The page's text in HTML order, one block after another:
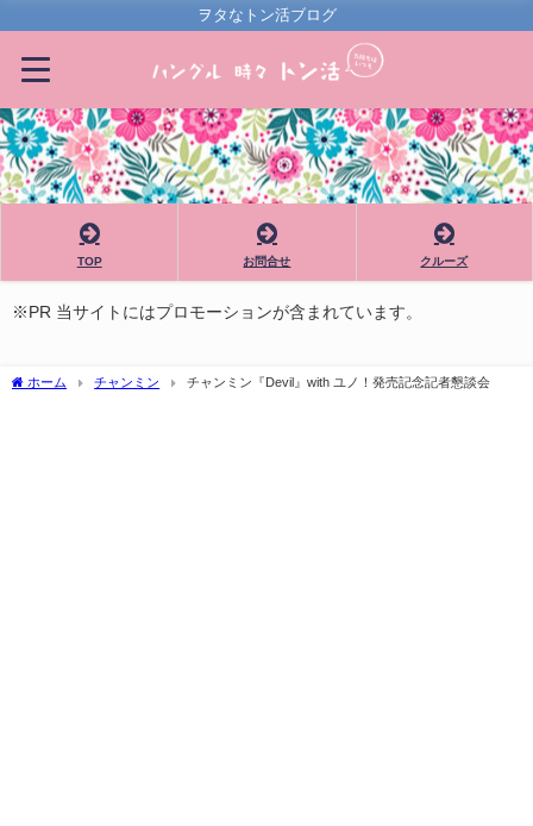
ヲタなトン活ブログ
TOP お問合せ クルーズ
※PR 当サイトにはプロモーションが含まれています。
ホーム チャンミン チャンミン『Devil』with ユノ！発売記念記者懇談会